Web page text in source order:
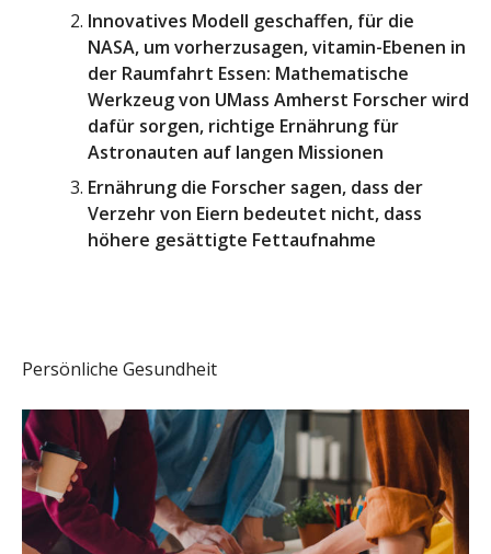
Innovatives Modell geschaffen, für die
NASA, um vorherzusagen, vitamin-Ebenen in
der Raumfahrt Essen: Mathematische
Werkzeug von UMass Amherst Forscher wird
dafür sorgen, richtige Ernährung für
Astronauten auf langen Missionen
Ernährung die Forscher sagen, dass der
Verzehr von Eiern bedeutet nicht, dass
höhere gesättigte Fettaufnahme
Persönliche Gesundheit